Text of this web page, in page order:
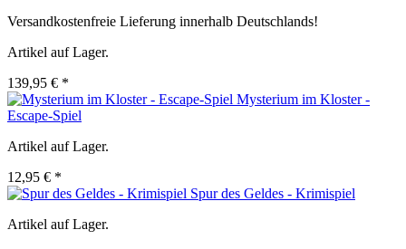
Versandkostenfreie Lieferung innerhalb Deutschlands!
Artikel auf Lager.
139,95 € *
Mysterium im Kloster -
Escape-Spiel
Artikel auf Lager.
12,95 € *
Spur des Geldes - Krimispiel
Artikel auf Lager.